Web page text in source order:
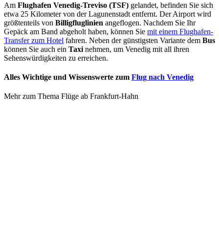
Am Flughafen Venedig-Treviso (TSF) gelandet, befinden Sie sich
etwa 25 Kilometer von der Lagunenstadt entfernt. Der Airport wird
größtenteils von Billigfluglinien angeflogen. Nachdem Sie Ihr
Gepäck am Band abgeholt haben, können Sie mit einem Flughafen-
Transfer zum Hotel fahren. Neben der günstigsten Variante dem Bus
können Sie auch ein Taxi nehmen, um Venedig mit all ihren
Sehenswürdigkeiten zu erreichen.
Alles Wichtige und Wissenswerte zum Flug nach Venedig
Mehr zum Thema Flüge ab Frankfurt-Hahn